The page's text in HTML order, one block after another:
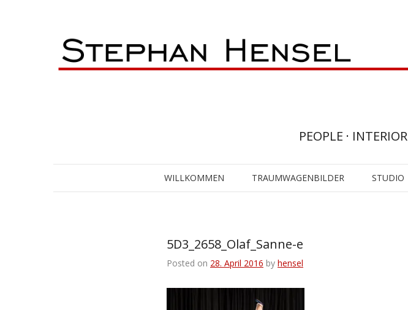
PEOPLE ·
WILLKOMMEN TRAUMWAGENBILDER STUDIO
5D3_2658_Olaf_Sanne-e
Posted on 28. April 2016 by hensel